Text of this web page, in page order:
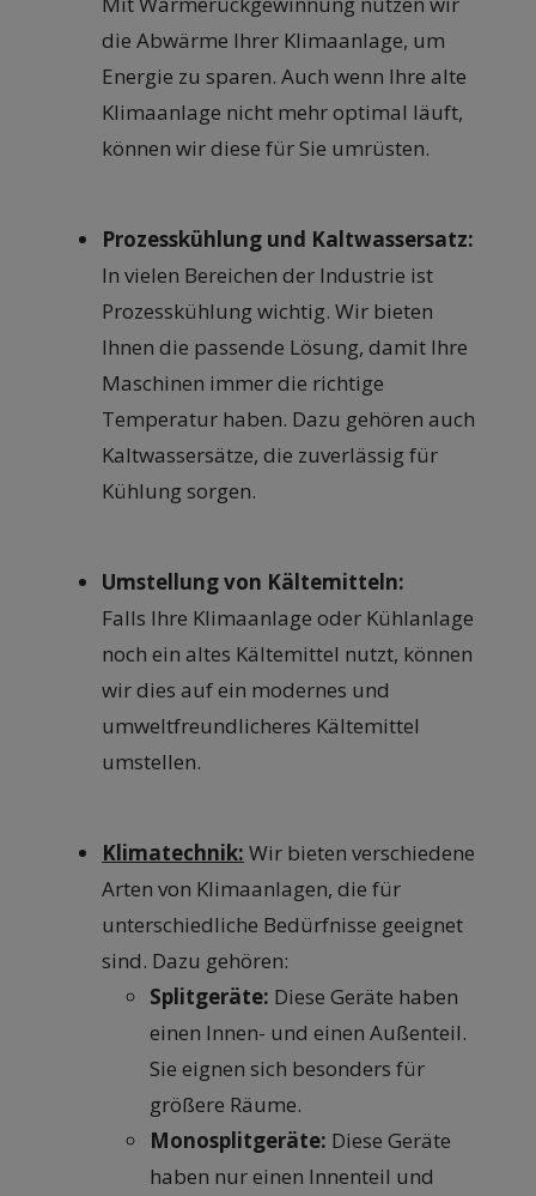
die Abwärme Ihrer Klimaanlage, um
Energie zu sparen. Auch wenn Ihre alte
Klimaanlage nicht mehr optimal läuft,
können wir diese für Sie umrüsten.
Prozesskühlung und Kaltwassersatz:
In vielen Bereichen der Industrie ist
Prozesskühlung wichtig. Wir bieten
Ihnen die passende Lösung, damit Ihre
Maschinen immer die richtige
Temperatur haben. Dazu gehören auch
Kaltwassersätze, die zuverlässig für
Kühlung sorgen.
Umstellung von Kältemitteln:
Falls Ihre Klimaanlage oder Kühlanlage
noch ein altes Kältemittel nutzt, können
wir dies auf ein modernes und
umweltfreundlicheres Kältemittel
umstellen.
Klimatechnik: Wir bieten verschiedene
Arten von Klimaanlagen, die für
unterschiedliche Bedürfnisse geeignet
sind. Dazu gehören:
Splitgeräte: Diese Geräte haben
einen Innen- und einen Außenteil.
Sie eignen sich besonders für
größere Räume.
Monosplitgeräte: Diese Geräte
haben nur einen Innenteil und